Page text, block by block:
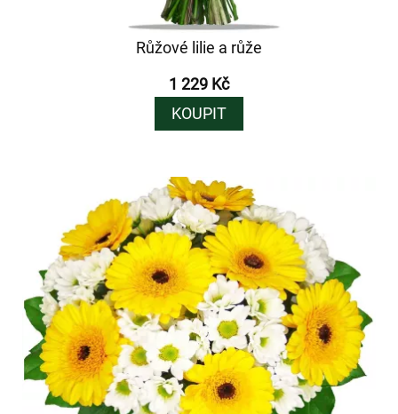
Růžové lilie a růže
1 229 Kč
KOUPIT